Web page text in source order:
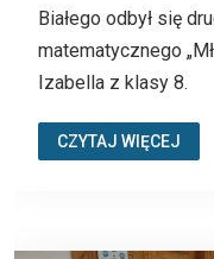
Białego odbył się
matematycznego
Izabella z klasy 8.
CZYTAJ WIĘCEJ